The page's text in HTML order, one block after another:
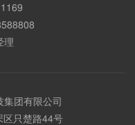
理
团有限公司
区只楚路44号